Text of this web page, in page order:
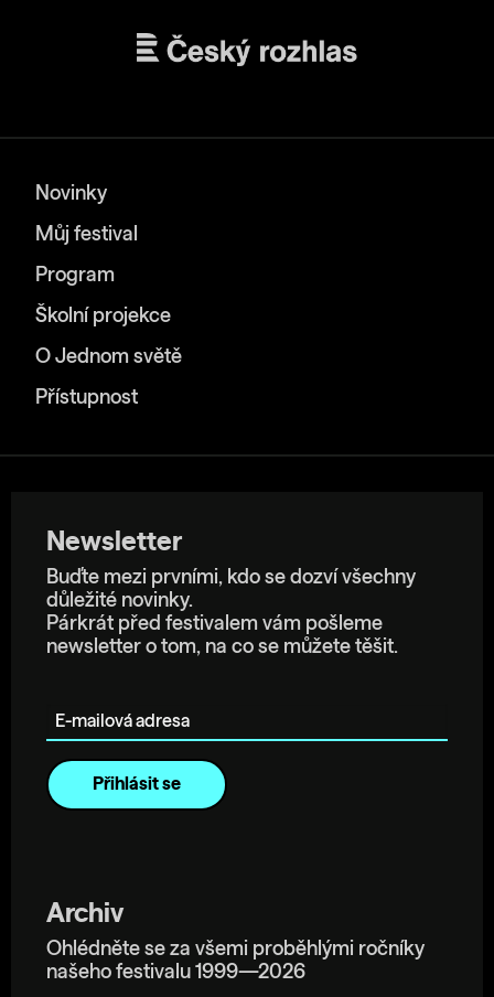
Novinky
Můj festival
Program
Školní projekce
O Jednom světě
Přístupnost
Newsletter
Buďte mezi prvními, kdo se dozví všechny
důležité novinky.
Párkrát před festivalem vám pošleme
newsletter o tom, na co se můžete těšit.
Archiv
Ohlédněte se za všemi proběhlými ročníky
našeho festivalu 1999—2026